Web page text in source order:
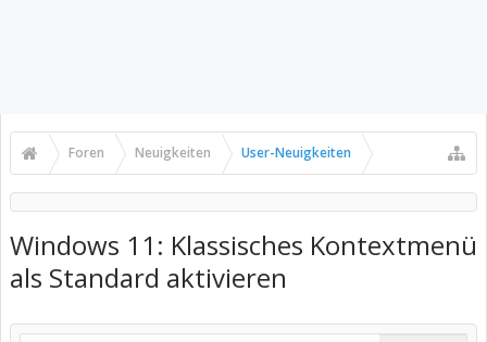
Foren Neuigkeiten User-Neuigkeiten
Windows 11: Klassisches Kontextmenü
als Standard aktivieren